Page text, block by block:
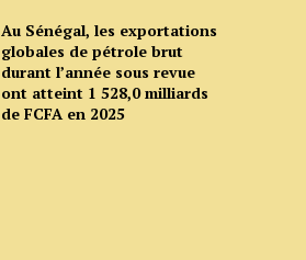
Au Sénégal, les exportations
globales de pétrole brut
durant l’année sous revue
ont atteint 1 528,0 milliards
de FCFA en 2025